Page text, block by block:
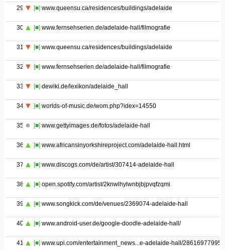
29 [■] www.queensu.ca/residences/buildings/adelaide
30 [■] www.fernsehserien.de/adelaide-hall/filmografie
31 [■] www.queensu.ca/residences/buildings/adelaide
32 [■] www.fernsehserien.de/adelaide-hall/filmografie
33 [■] dewiki.de/lexikon/adelaide_hall
34 [■] worlds-of-music.de/wom.php?idex=14550
35 [■] www.gettyimages.de/fotos/adelaide-hall
36 [■] www.africansinyorkshireproject.com/adelaide-hall.html
37 [■] www.discogs.com/de/artist/307414-adelaide-hall
38 [■] open.spotify.com/artist/2knwlhylwnbjbjpvqfzqmi
39 [■] www.songkick.com/de/venues/2369074-adelaide-hall
40 [■] www.android-user.de/google-doodle-adelaide-hall/
41 [■] www.upi.com/entertainment_news...e-adelaide-hall/